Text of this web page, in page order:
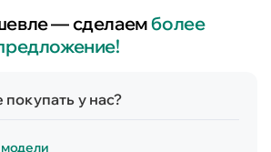
— сделаемболее
у нас?